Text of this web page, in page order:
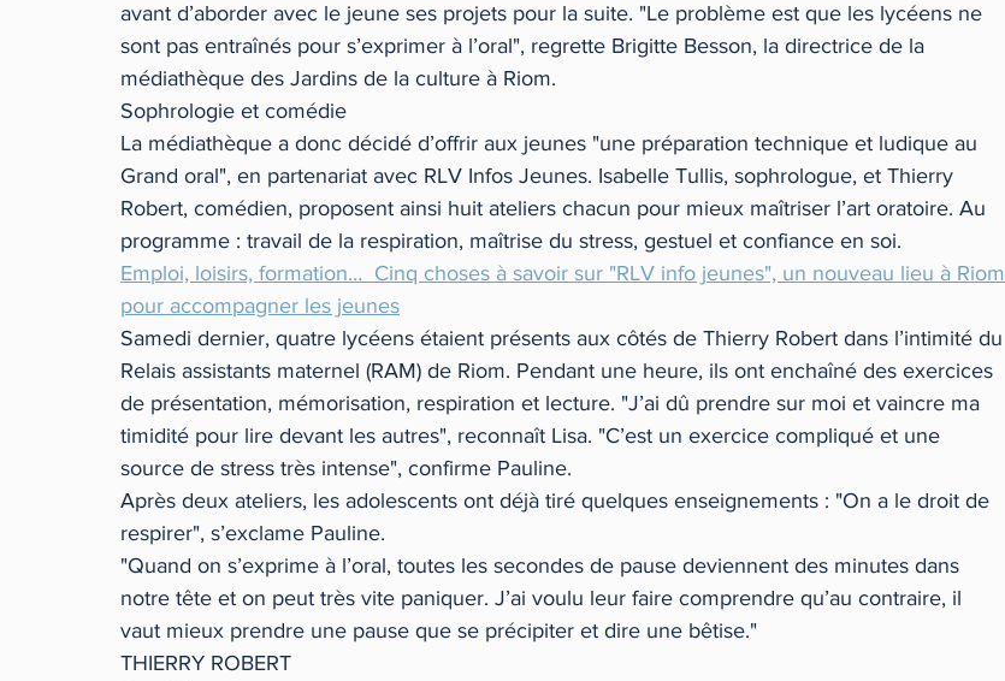
avant d’aborder avec le jeune ses projets pour la suite. "Le problème est que les lycéens ne
sont pas entraînés pour s’exprimer à l’oral", regrette Brigitte Besson, la directrice de la
médiathèque des Jardins de la culture à Riom.
Sophrologie et comédie
La médiathèque a donc décidé d’offrir aux jeunes "une préparation technique et ludique au
Grand oral", en partenariat avec RLV Infos Jeunes. Isabelle Tullis, sophrologue, et Thierry
Robert, comédien, proposent ainsi huit ateliers chacun pour mieux maîtriser l’art oratoire. Au
programme : travail de la respiration, maîtrise du stress, gestuel et confiance en soi.
Emploi, loisirs, formation…  Cinq choses à savoir sur "RLV info jeunes", un nouveau lieu à Riom
pour accompagner les jeunes
Samedi dernier, quatre lycéens étaient présents aux côtés de Thierry Robert dans l’intimité du
Relais assistants maternel (RAM) de Riom. Pendant une heure, ils ont enchaîné des exercices
de présentation, mémorisation, respiration et lecture. "J’ai dû prendre sur moi et vaincre ma
timidité pour lire devant les autres", reconnaît Lisa. "C’est un exercice compliqué et une
source de stress très intense", confirme Pauline.
Après deux ateliers, les adolescents ont déjà tiré quelques enseignements : "On a le droit de
respirer", s’exclame Pauline.
"Quand on s’exprime à l’oral, toutes les secondes de pause deviennent des minutes dans
notre tête et on peut très vite paniquer. J’ai voulu leur faire comprendre qu’au contraire, il
vaut mieux prendre une pause que se précipiter et dire une bêtise."
THIERRY ROBERT